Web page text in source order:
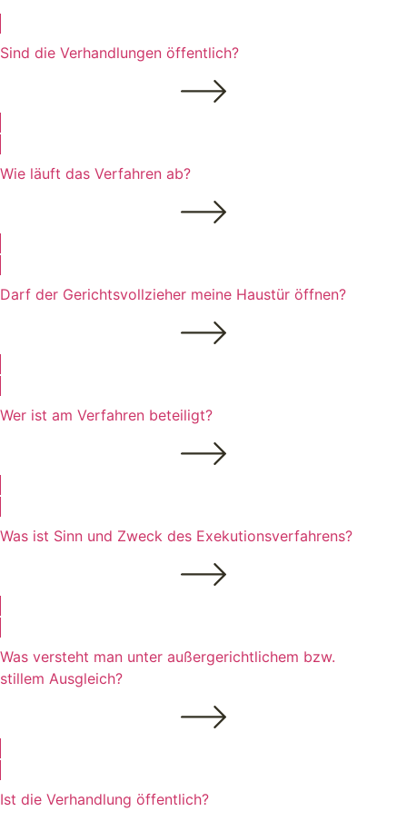
Sind die Verhandlungen öffentlich?
Wie läuft das Verfahren ab?
Darf der Gerichtsvollzieher meine Haustür öffnen?
Wer ist am Verfahren beteiligt?
Was ist Sinn und Zweck des Exekutionsverfahrens?
Was versteht man unter außergerichtlichem bzw.
stillem Ausgleich?
Ist die Verhandlung öffentlich?